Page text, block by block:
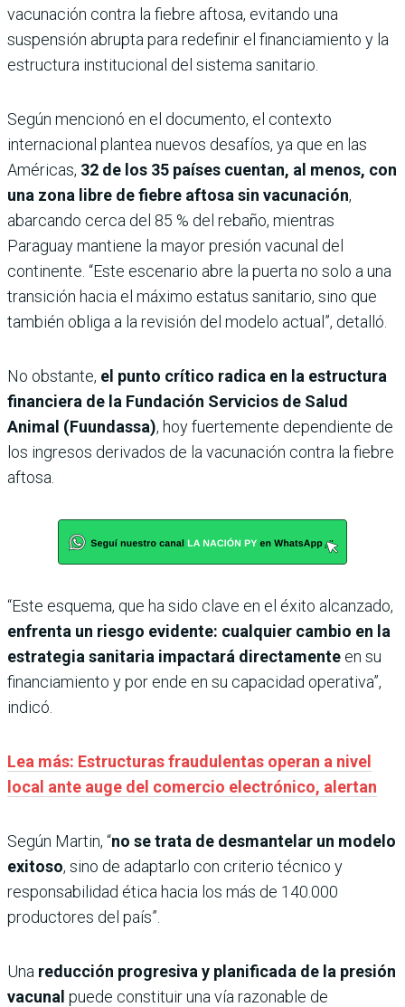
vacunación contra la fiebre aftosa, evitando una
suspensión abrupta para redefinir el financiamiento y la
estructura institucional del sistema sanitario.
Según mencionó en el documento, el contexto
internacional plantea nuevos desafíos, ya que en las
Américas, 32 de los 35 países cuentan, al menos, con
una zona libre de fiebre aftosa sin vacunación,
abarcando cerca del 85 % del rebaño, mientras
Paraguay mantiene la mayor presión vacunal del
continente. “Este escenario abre la puerta no solo a una
transición hacia el máximo estatus sanitario, sino que
también obliga a la revisión del modelo actual”, detalló.
No obstante, el punto crítico radica en la estructura
financiera de la Fundación Servicios de Salud
Animal (Fuundassa), hoy fuertemente dependiente de
los ingresos derivados de la vacunación contra la fiebre
aftosa.
“Este esquema, que ha sido clave en el éxito alcanzado,
enfrenta un riesgo evidente: cualquier cambio en la
estrategia sanitaria impactará directamente en su
financiamiento y por ende en su capacidad operativa”,
indicó.
Lea más: Estructuras fraudulentas operan a nivel
local ante auge del comercio electrónico, alertan
Según Martin, “no se trata de desmantelar un modelo
exitoso, sino de adaptarlo con criterio técnico y
responsabilidad ética hacia los más de 140.000
productores del país”.
Una reducción progresiva y planificada de la presión
vacunal puede constituir una vía razonable de